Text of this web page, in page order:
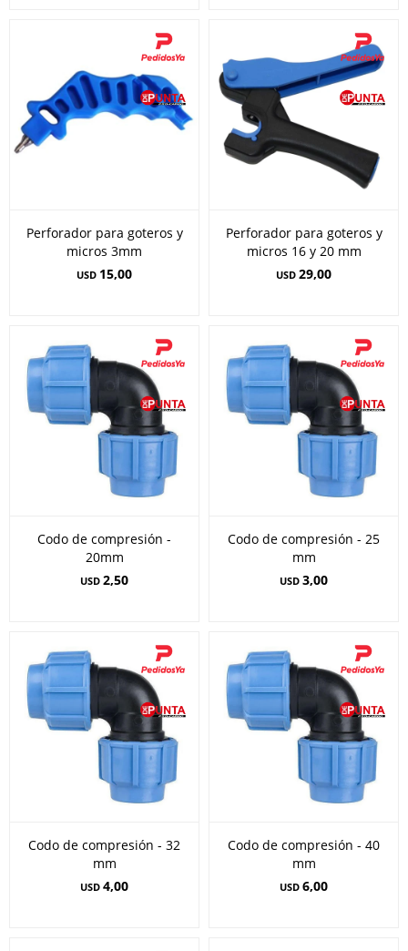
Perforador para goteros y
micros 3mm
USD 15,00
Perforador para goteros y
micros 16 y 20 mm
USD 29,00
Codo de compresión -
20mm
USD 2,50
Codo de compresión - 25
mm
USD 3,00
Codo de compresión - 32
mm
USD 4,00
Codo de compresión - 40
mm
USD 6,00